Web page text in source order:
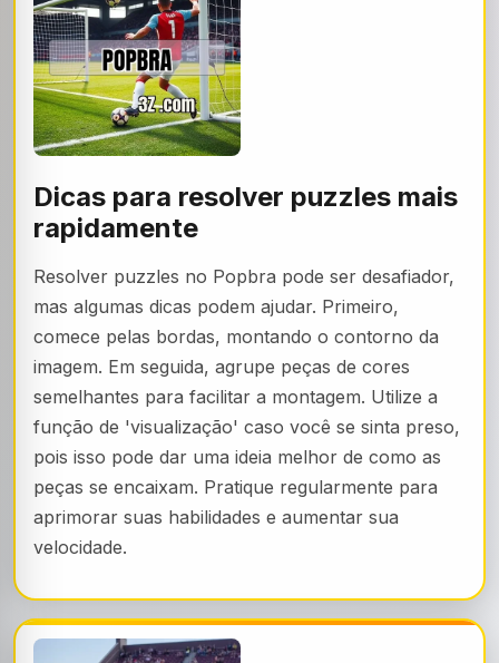
Dicas para resolver puzzles mais
rapidamente
Resolver puzzles no Popbra pode ser desafiador,
mas algumas dicas podem ajudar. Primeiro,
comece pelas bordas, montando o contorno da
imagem. Em seguida, agrupe peças de cores
semelhantes para facilitar a montagem. Utilize a
função de 'visualização' caso você se sinta preso,
pois isso pode dar uma ideia melhor de como as
peças se encaixam. Pratique regularmente para
aprimorar suas habilidades e aumentar sua
velocidade.